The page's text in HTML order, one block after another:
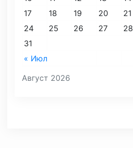
Август 2026
« Июл
17
18 19 20 21
24
25 26 27 28
31